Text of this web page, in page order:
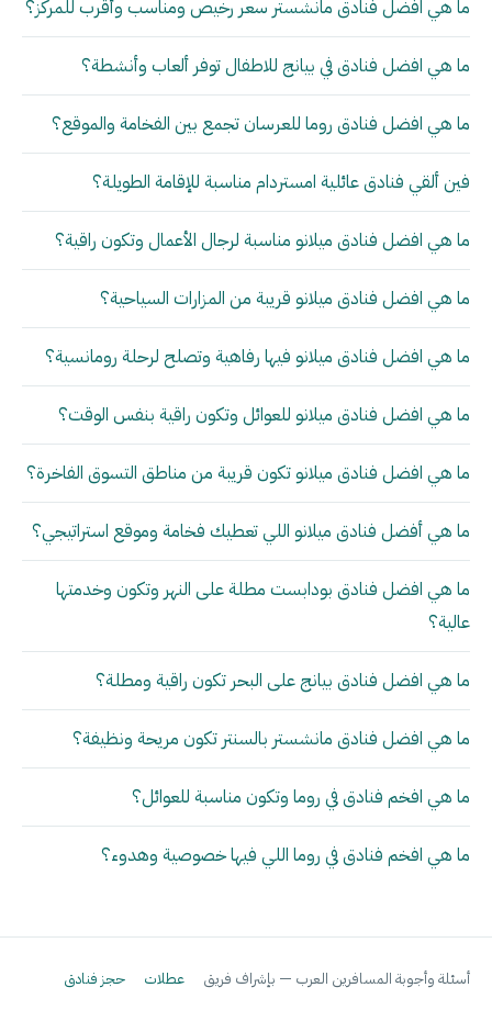
ما هي افضل فنادق مانشستر سعر رخيص ومناسب وأقرب للمركز؟
ما هي افضل فنادق في بيانج للاطفال توفر ألعاب وأنشطة؟
ما هي افضل فنادق روما للعرسان تجمع بين الفخامة والموقع؟
فين ألقي فنادق عائلية امستردام مناسبة للإقامة الطويلة؟
ما هي افضل فنادق ميلانو مناسبة لرجال الأعمال وتكون راقية؟
ما هي افضل فنادق ميلانو قريبة من المزارات السياحية؟
ما هي افضل فنادق ميلانو فيها رفاهية وتصلح لرحلة رومانسية؟
ما هي افضل فنادق ميلانو للعوائل وتكون راقية بنفس الوقت؟
ما هي افضل فنادق ميلانو تكون قريبة من مناطق التسوق الفاخرة؟
ما هي أفضل فنادق ميلانو اللي تعطيك فخامة وموقع استراتيجي؟
ما هي افضل فنادق بودابست مطلة على النهر وتكون وخدمتها
عالية؟
ما هي افضل فنادق بيانج على البحر تكون راقية ومطلة؟
ما هي افضل فنادق مانشستر بالسنتر تكون مريحة ونظيفة؟
ما هي افخم فنادق في روما وتكون مناسبة للعوائل؟
ما هي افخم فنادق في روما اللي فيها خصوصية وهدوء؟
أسئلة وأجوبة المسافرين العرب — بإشراف فريق عطلات حجز فنادق